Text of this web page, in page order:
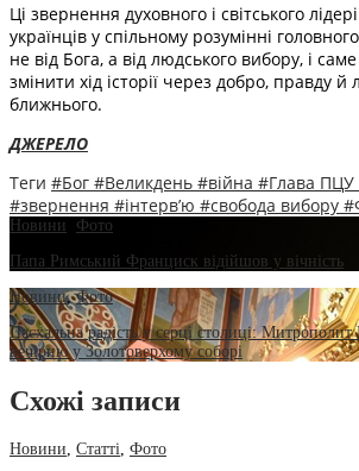
Ці звернення духовного і світського
українців у спільному розумінні
не від Бога, а від людського вибору, і
змінити хід історії через добро, правду
ближнього.
ДЖЕРЕЛО
Теги #Бог #Великдень #війна #Глава ПЦУ
#звернення #інтерв’ю #свобода вибору
Новини
Фото
Папа Римський Франциск відійшов у вічність
Новини,Фото
Пасхальна радість у серці столиці:
вечірню у Золотоверхому соборі
Схожі записи
Новини, Статті, Фото